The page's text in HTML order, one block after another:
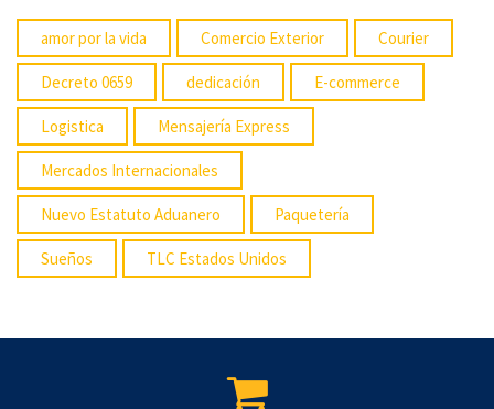
amor por la vida Comercio Exterior Courier
Decreto 0659 dedicación E-commerce
Logistica Mensajería Express
Mercados Internacionales
Nuevo Estatuto Aduanero Paquetería
Sueños TLC Estados Unidos